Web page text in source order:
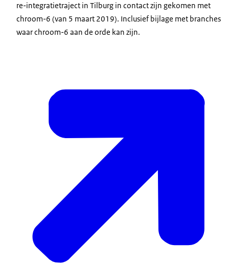
re-integratietraject in Tilburg in contact zijn gekomen met
chroom-6 (van 5 maart 2019). Inclusief bijlage met branches
waar chroom-6 aan de orde kan zijn.